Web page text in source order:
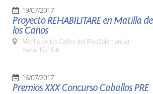
19/07/2017
Proyecto REHABILITARE en Matilla de
los Caños
Matilla de los Caños del Río (Salamanca)
Hora: 10:15 h.
16/07/2017
Premios XXX Concurso Caballos PRE